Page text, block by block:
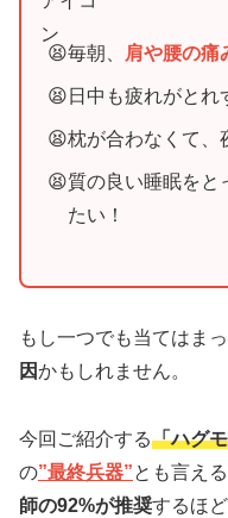
毎朝、 肩や腰の痛
日中も疲れがとれ
枕が合わなくて、
質の良い睡眠をと
たい！
もし一つでも当てはま
因かもしれません。
今回ご紹介する「ハグ
の”最終兵器”とも言え
師の92%が推奨するほ